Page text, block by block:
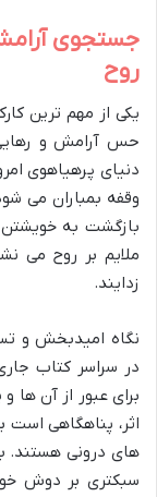
جستجوی
روح
یکی از مهم ترین
حس آرامش و
دنیای پرهیاهوی
وقفه بمباران می
بازگشت به خویشتن
ملایم بر روح می
زدایند.
نگاه امیدبخش و
در سراسر کتاب
برای عبور از آن
اثر، پناهگاهی است
های درونی هستند.
سبکتری بر دوش